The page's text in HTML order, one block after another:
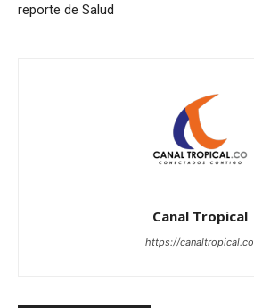
reporte de Salud
Canal Tropical
https://canaltropical.co